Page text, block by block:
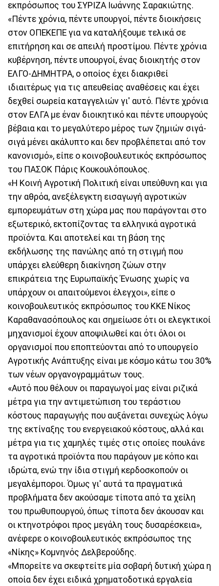
εκπρόσωπος του ΣΥΡΙΖΑ Ιωάννης Σαρακιώτης.
«Πέντε χρόνια, πέντε υπουργοί, πέντε διοικήσεις
στον ΟΠΕΚΕΠΕ για να καταλήξουμε τελικά σε
επιτήρηση και σε απειλή προστίμου. Πέντε χρόνια
κυβέρνηση, πέντε υπουργοί, ένας διοικητής στον
ΕΛΓΟ-ΔΗΜΗΤΡΑ, ο οποίος έχει διακριθεί
ιδιαιτέρως για τις απευθείας αναθέσεις και έχει
δεχθεί σωρεία καταγγελιών γι' αυτό. Πέντε χρόνια
στον ΕΛΓΑ με έναν διοικητικό και πέντε υπουργούς
βέβαια και το μεγαλύτερο μέρος των ζημιών σιγά-
σιγά μένει ακάλυπτο και δεν προβλέπεται από τον
κανονισμό», είπε ο κοινοβουλευτικός εκπρόσωπος
του ΠΑΣΟΚ Πάρις Κουκουλόπουλος.
«Η Κοινή Αγροτική Πολιτική είναι υπεύθυνη και για
την αθρόα, ανεξέλεγκτη εισαγωγή αγροτικών
εμπορευμάτων στη χώρα μας που παράγονται στο
εξωτερικό, εκτοπίζοντας τα ελληνικά αγροτικά
προϊόντα. Και αποτελεί και τη βάση της
εκδήλωσης της πανώλης από τη στιγμή που
υπάρχει ελεύθερη διακίνηση ζώων στην
επικράτεια της Ευρωπαϊκής Ένωσης χωρίς να
υπάρχουν οι απαιτούμενοι έλεγχοι», είπε ο
κοινοβουλευτικός εκπρόσωπος του ΚΚΕ Νίκος
Καραθανασόπουλος και σημείωσε ότι οι ελεγκτικοί
μηχανισμοί έχουν αποψιλωθεί και ότι όλοι οι
οργανισμοί που εποπτεύονται από το υπουργείο
Αγροτικής Ανάπτυξης είναι με κόσμο κάτω του 30%
των νέων οργανογραμμάτων τους.
«Αυτό που θέλουν οι παραγωγοί μας είναι ριζικά
μέτρα για την αντιμετώπιση του τεράστιου
κόστους παραγωγής που αυξάνεται συνεχώς λόγω
της εκτίναξης του ενεργειακού κόστους, αλλά και
μέτρα για τις χαμηλές τιμές στις οποίες πουλάνε
τα αγροτικά προϊόντα που παράγουν με κόπο και
ιδρώτα, ενώ την ίδια στιγμή κερδοσκοπούν οι
μεγαλέμποροι. Όμως γι' αυτά τα πραγματικά
προβλήματα δεν ακούσαμε τίποτα από τα χείλη
του πρωθυπουργού, όπως τίποτα δεν άκουσαν και
οι κτηνοτρόφοι προς μεγάλη τους δυσαρέσκεια»,
ανέφερε ο κοινοβουλευτικός εκπρόσωπος της
«Νίκης» Κομνηνός Δελβερούδης.
«Μπορείτε να σκεφτείτε μία σοβαρή δυτική χώρα η
οποία δεν έχει ειδικά χρηματοδοτικά εργαλεία